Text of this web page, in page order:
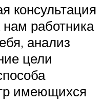
консультация
нам работника
анализ
цели
имеющихся